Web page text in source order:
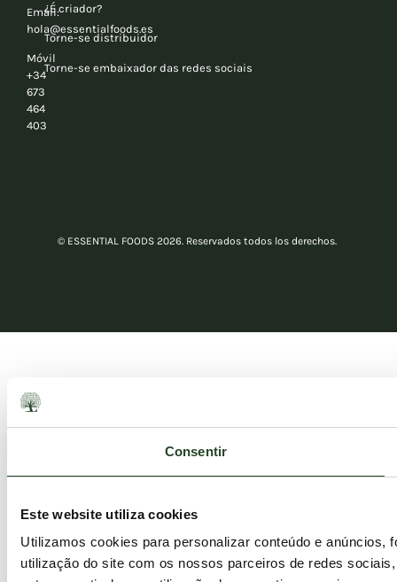
Consentir
Este website utiliza cookies
Utilizamos cookies para personalizar conteúdo e anúncios,
utilização do site com os nossos parceiros de redes
Email:
hola@essentialfoods.es
Móvil
+34
673
464
403
¿É criador?
Torne-se distribuidor
Torne-se embaixador das redes sociais
© ESSENTIAL FOODS 2026. Reservados todos los derechos.